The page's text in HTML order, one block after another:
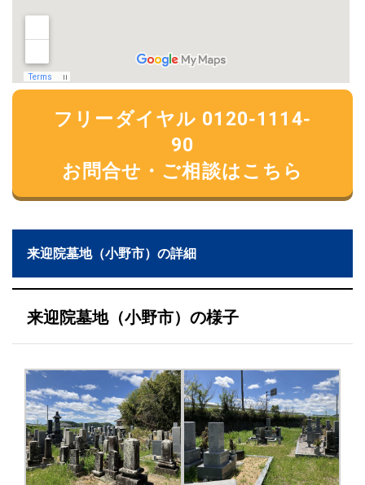
フリーダイヤル 0120-1114-
90
お問合せ・ご相談はこちら
来迎院墓地（小野市）の詳細
来迎院墓地（小野市）の様子